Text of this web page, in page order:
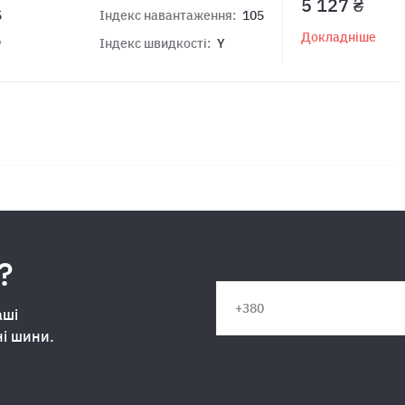
Індекс навантаження: 105
Індекс швидкості: Y
5 127 ₴
Докладніше
шини.